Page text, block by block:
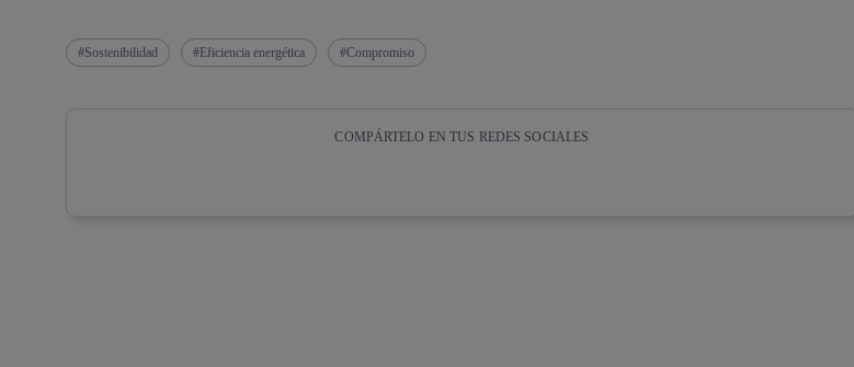
Sostenibilidad Eficiencia energética Compromiso
COMPÁRTELO EN TUS REDES SOCIALES